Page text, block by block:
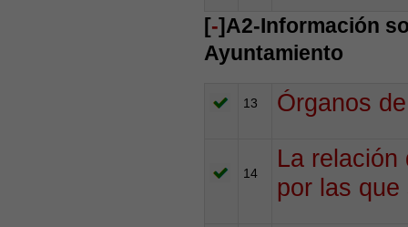
[-]A2-Información
Ayuntamiento
13 Órganos
14
La relación
por las